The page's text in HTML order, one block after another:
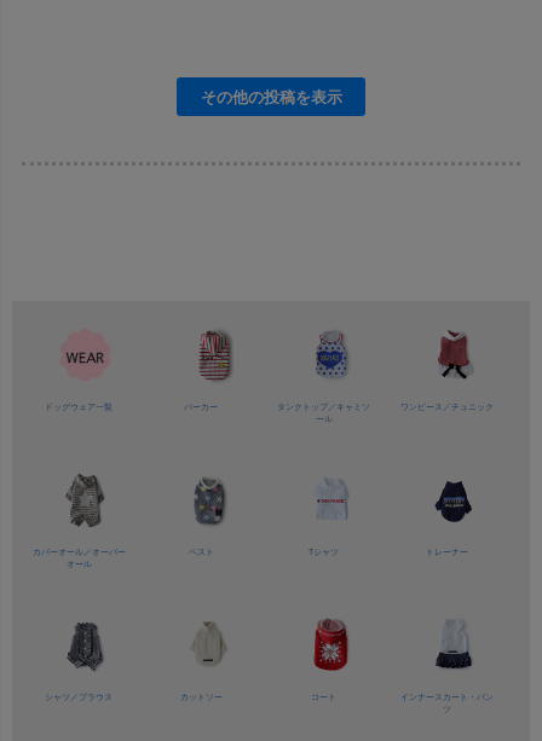
ドッグウェア一覧 パーカー タンクトップ／ キャミソ
ール
ワンピース／チュニック
カバーオール／ オーバー
オール
ベスト Tシャツ トレーナー
シャツ／ ブラウス カットソー コート
インナースカート・パン
ツ